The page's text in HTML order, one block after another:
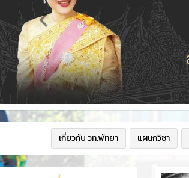
เกี่ยวกับ วท.พัทยา แผนกวิชา